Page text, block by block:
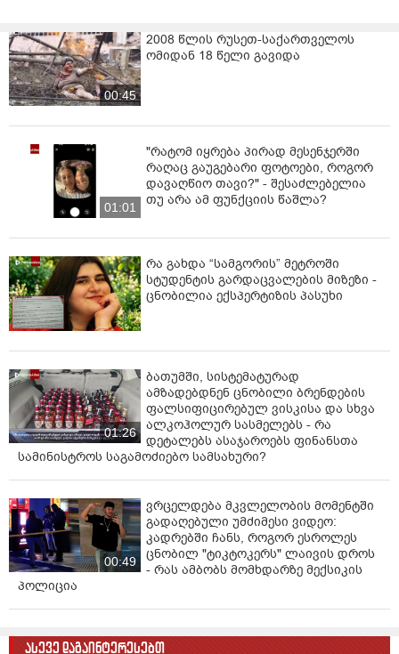
00:45
2008 წლის რუსეთ-საქართველოს
ომიდან 18 წელი გავიდა
01:01
"რატომ იყრება პირად მესენჯერში
რაღაც გაუგებარი ფოტოები, როგორ
დავაღწიო თავი?" - შესაძლებელია
თუ არა ამ ფუნქციის წაშლა?
რა გახდა “სამგორის” მეტროში
სტუდენტის გარდაცვალების მიზეზი -
ცნობილია ექსპერტიზის პასუხი
01:26
ბათუმში, სისტემატურად
ამზადებდნენ ცნობილი ბრენდების
ფალსიფიცირებულ ვისკისა და სხვა
ალკოჰოლურ სასმელებს - რა
დეტალებს ასაჯაროებს ფინანსთა
სამინისტროს საგამოძიებო სამსახური?
00:49
ვრცელდება მკვლელობის მომენტში
გადაღებული უმძიმესი ვიდეო:
კადრებში ჩანს, როგორ ესროლეს
ცნობილ "ტიკტოკერს" ლაივის დროს
- რას ამბობს მომხდარზე მექსიკის
პოლიცია
ასევე დაგაინტერესებთ